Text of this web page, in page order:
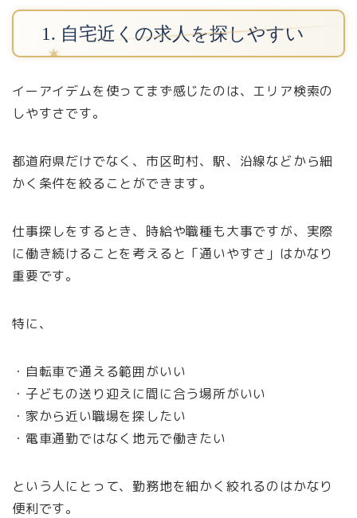
1. 自宅近くの求人を探しやすい
イーアイデムを使ってまず感じたのは、エリア検索の
しやすさです。
都道府県だけでなく、市区町村、駅、沿線などから細
かく条件を絞ることができます。
仕事探しをするとき、時給や職種も大事ですが、実際
に働き続けることを考えると「通いやすさ」はかなり
重要です。
特に、
・自転車で通える範囲がいい
・子どもの送り迎えに間に合う場所がいい
・家から近い職場を探したい
・電車通勤ではなく地元で働きたい
という人にとって、勤務地を細かく絞れるのはかなり
便利です。